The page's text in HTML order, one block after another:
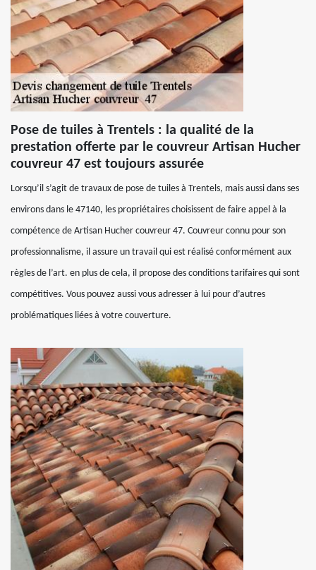
Pose de tuiles à Trentels : la qualité de la
prestation offerte par le couvreur Artisan Hucher
couvreur 47 est toujours assurée
Lorsqu’il s’agit de travaux de pose de tuiles à Trentels, mais aussi dans ses
environs dans le 47140, les propriétaires choisissent de faire appel à la
compétence de Artisan Hucher couvreur 47. Couvreur connu pour son
professionnalisme, il assure un travail qui est réalisé conformément aux
règles de l’art. en plus de cela, il propose des conditions tarifaires qui sont
compétitives. Vous pouvez aussi vous adresser à lui pour d’autres
problématiques liées à votre couverture.